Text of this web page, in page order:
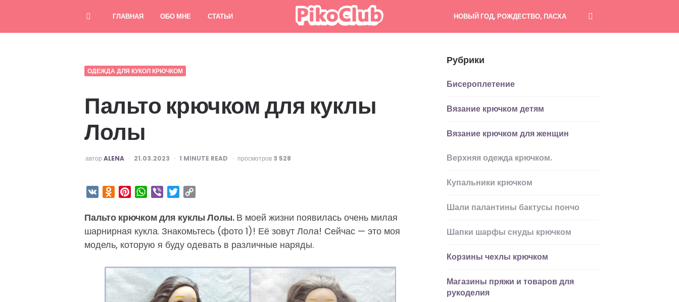
ГЛАВНАЯ ОБО МНЕ СТАТЬИ НОВЫЙ ГОД, РОЖДЕСТВО, ПАСХА
ОДЕЖДА ДЛЯ КУКОЛ КРЮЧКОМ
Пальто крючком для куклы
Лолы
ОПУБЛИКОВАНО
автор ALENA 21.03.2023 1 MINUTE READ просмотров 3 528
VK Odnoklassniki
PinterestWhatsApp
Viber Twitter
Пальто крючком для куклы Лолы. В моей жизни появилась очень милая
шарнирная кукла. Знакомьтесь (фото 1)! Её зовут Лола! Сейчас — это моя
модель, которую я буду одевать в различные наряды.
Рубрики
Бисероплетение
Вязание крючком детям
Вязание крючком для женщин
Верхняя одежда крючком.
Купальники крючком
Шали палантины бактусы пончо
Шапки шарфы снуды крючком
Корзины чехлы крючком
Магазины пряжи и товаров для
рукоделия